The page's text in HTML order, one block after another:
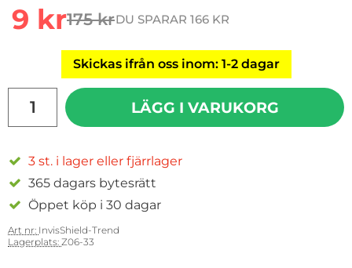
rea pris
9 krtidigare pris
175 krDU SPARAR 166 KR
Skickas ifrån oss inom: 1-2 dagar
LÄGG I VARUKORG
3 st. i lager eller fjärrlager
365 dagars bytesrätt
Öppet köp i 30 dagar
Art nr: InvisShield-Trend
Lagerplats: Z06-33